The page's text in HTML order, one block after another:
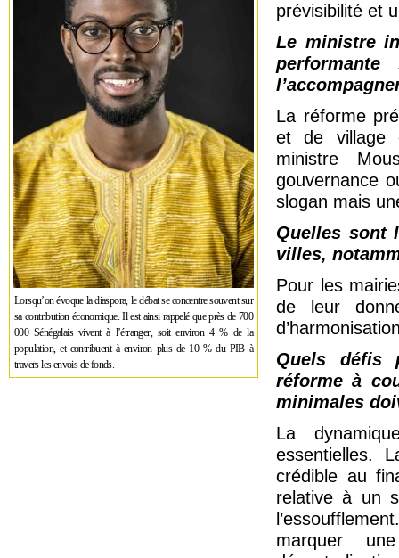
Lorsqu’on évoque la diaspora, le débat se concentre souvent sur
sa contribution économique. Il est ainsi rappelé que près de 700
000 Sénégalais vivent à l’étranger, soit environ 4 % de la
population, et contribuent à environ plus de 10 % du PIB à
travers les envois de fonds.
prévisibilité et
Le ministre
La réforme
et de village
ministre
gouvernance
slogan mais
Quelles sont
villes,
Pour les
de leur
Quels défis
réforme à
minimales
La
essentielles.
crédible au
relative à un
marquer